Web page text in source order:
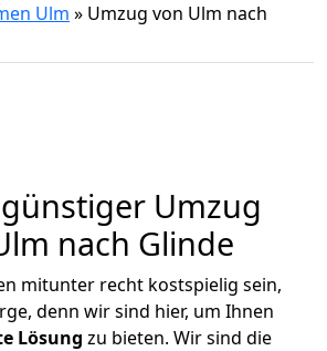
Ulm » Umzug von Ulm nach
Umzug
nach Glinde
mitunter recht kostspielig sein,
denn wir sind hier, um Ihnen
Lösung zu bieten. Wir sind die